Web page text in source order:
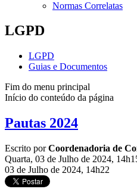
Normas Correlatas
LGPD
LGPD
Guias e Documentos
Fim do menu principal
Início do conteúdo da página
Pautas 2024
Escrito porCoordenadoria de
Quarta, 03 de Julho de 2024,
03 de Julho de 2024, 14h22